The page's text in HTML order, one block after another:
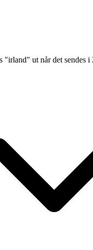
"irland" ut når det sendes i